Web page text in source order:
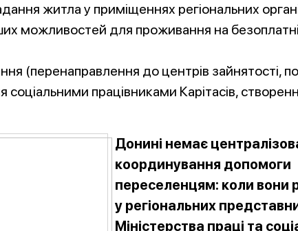
житла у приміщеннях регіональних
можливостей для проживання на
(перенаправлення до центрів зайнятості,
соціальними працівниками Карітасів,
Донині немає
координування допомоги
переселенцям: коли вони
у регіональних
Міністерства праці та